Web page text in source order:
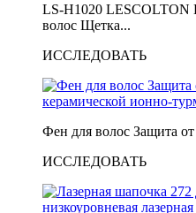
LS-H1020 LESCOLTON
волос Щетка...
ИССЛЕДОВАТЬ
Фен для волос Защита
ИССЛЕДОВАТЬ